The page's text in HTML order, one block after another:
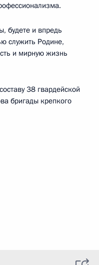
будете и впредь
служить Родине,
и мирную жизнь
38 гвардейской
бригады крепкого